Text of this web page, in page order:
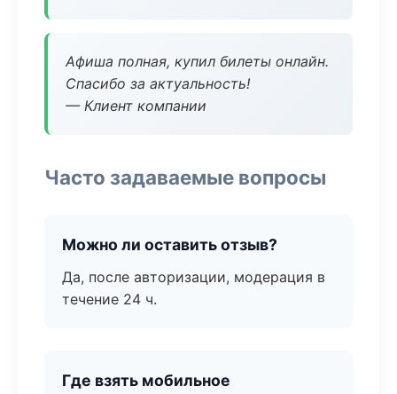
Афиша полная, купил билеты онлайн.
Спасибо за актуальность!
— Клиент компании
Часто задаваемые вопросы
Можно ли оставить отзыв?
Да, после авторизации, модерация в
течение 24 ч.
Где взять мобильное